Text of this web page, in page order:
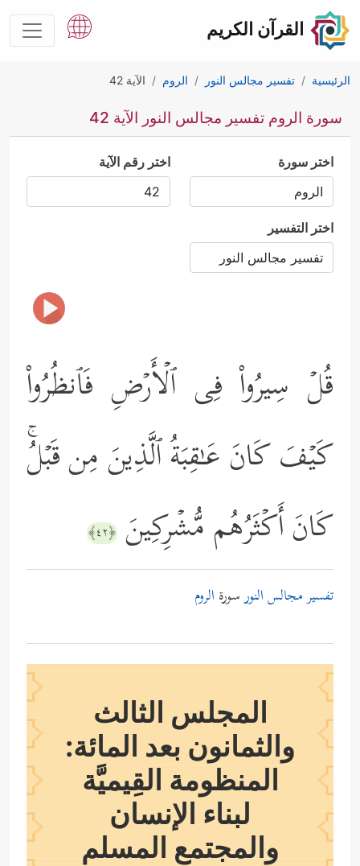
القرآن الكريم
الرئيسية تفسير مجالس النور الروم الآية 42
سورة الروم تفسير مجالس النور الآية 42
اختر سورة اختر رقم الآية
اختر التفسير
قُلۡ سِیرُواْ فِی ٱلۡأَرۡضِ فَٱنظُرُواْ
كَیۡفَ كَانَ عَـٰقِبَةُ ٱلَّذِینَ مِن قَبۡلُۚ
كَانَ أَكۡثَرُهُم مُّشۡرِكِینَ ﴿٤٢﴾
تفسير مجالس النورسورة الروم
المجلس الثالث
والثمانون بعد المائة:
المنظومة القِيميَّة
لبناء الإنسان
والمجتمع المسلم